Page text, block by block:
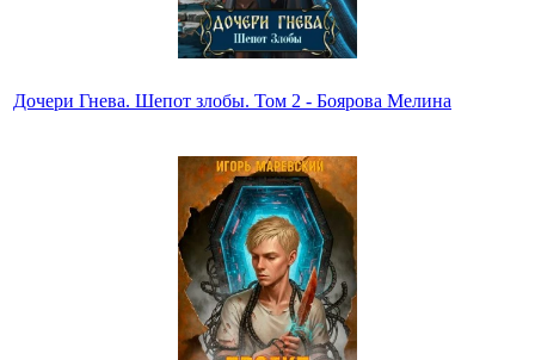
Дочери Гнева. Шепот злобы. Том 2 - Боярова Мелина